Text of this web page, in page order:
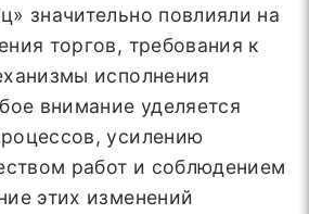
значительно повлияли на
торгов, требования к
исполнения
внимание уделяется
усилению
работ и соблюдением
этих изменений